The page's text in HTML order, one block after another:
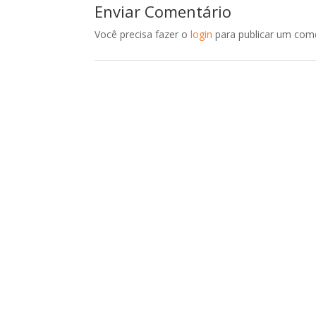
Enviar Comentário
Você precisa fazer ologin para publicar um